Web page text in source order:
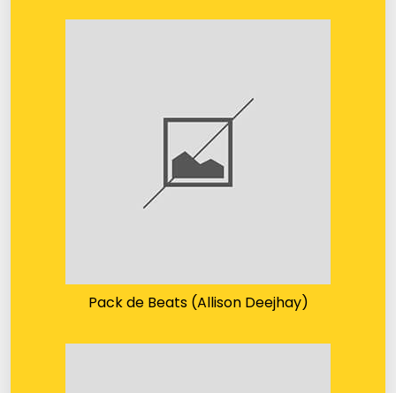
Pack de Beats (Allison Deejhay)